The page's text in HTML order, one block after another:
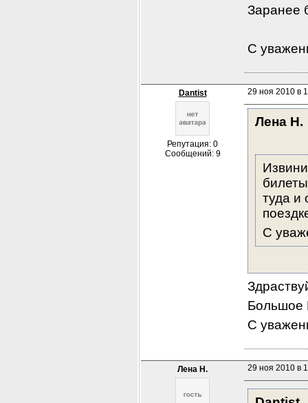
Заранее
С
Dantist
Репутация: 0
Сообщений: 9
29 ноя 2010 в
Лена Н.
туда и
С
Большое
С
Лена Н. 29 ноя 2010 в